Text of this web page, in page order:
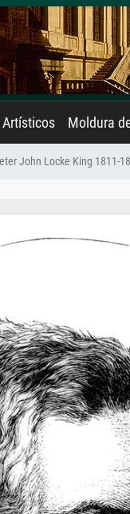
Artísticos Moldura
John Locke King 1811-